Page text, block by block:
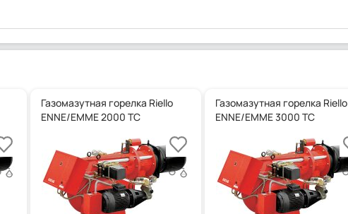
Газомазутная горелка Riello
ENNE/EMME 2000 TC
Газомазутная горелка Riello
ENNE/EMME 3000 TC